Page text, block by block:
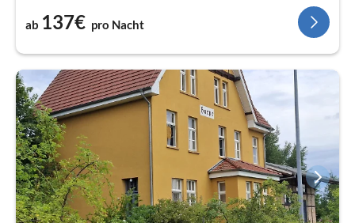
ab 137€ pro Nacht